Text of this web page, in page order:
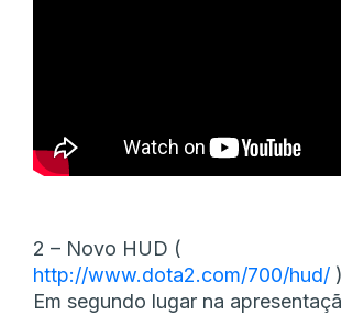
2 – Novo HUD (
http://www.dota2.com/700/hud/ )
Em segundo lugar na